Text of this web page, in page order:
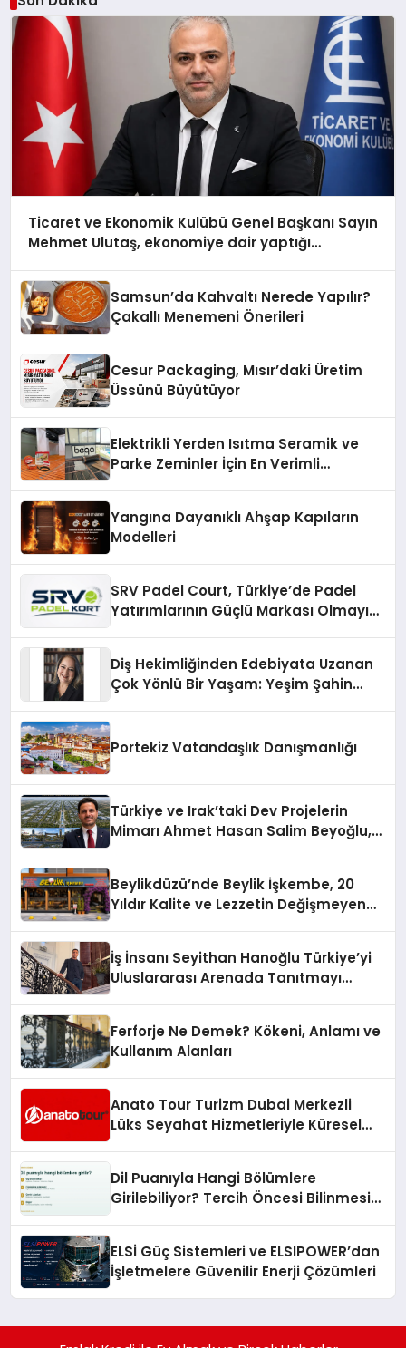
Ticaret ve Ekonomik Kulübü Genel Başkanı Sayın
Mehmet Ulutaş, ekonomiye dair yaptığı
Samsun’da Kahvaltı Nerede Yapılır?
Çakallı Menemeni Önerileri
Cesur Packaging, Mısır’daki Üretim
Üssünü Büyütüyor
Elektrikli Yerden Isıtma Seramik ve
Parke Zeminler İçin En Verimli
Yangına Dayanıklı Ahşap Kapıların
Modelleri
SRV Padel Court, Türkiye’de Padel
Yatırımlarının Güçlü Markası Olmayı
Diş Hekimliğinden Edebiyata Uzanan
Çok Yönlü Bir Yaşam: Yeşim Şahin
Portekiz Vatandaşlık Danışmanlığı
Türkiye ve Irak’taki Dev Projelerin
Mimarı Ahmet Hasan Salim Beyoğlu,
Hayata Geçirecek
Beylikdüzü’nde Beylik İşkembe, 20
Yıldır Kalite ve Lezzetin Değişmeyen
İş İnsanı Seyithan Hanoğlu Türkiye’yi
Uluslararası Arenada Tanıtmayı
Ferforje Ne Demek? Kökeni, Anlamı ve
Kullanım Alanları
Anato Tour Turizm Dubai Merkezli
Lüks Seyahat Hizmetleriyle Küresel
Dil Puanıyla Hangi Bölümlere
Girilebiliyor? Tercih Öncesi Bilinmesi
ELSİ Güç Sistemleri ve ELSIPOWER’dan
İşletmelere Güvenilir Enerji Çözümleri